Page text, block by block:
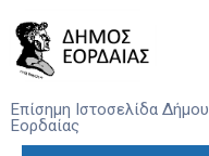
Επίσημη Ιστοσελίδα Δήμου
Εορδαίας
Ο